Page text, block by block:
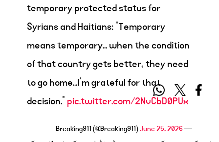
temporary protected status for
Syrians and Haitians: "Temporary
means temporary... when the condition
of that country gets better, they need
to go home...I'm grateful for that
decision." pic.twitter.com/2NvCbD0PUx
— Breaking911 (@Breaking911)
June 25, 2026